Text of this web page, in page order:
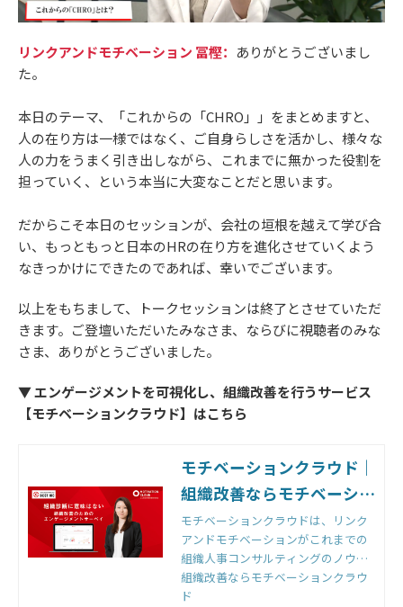
リンクアンドモチベーション 冨樫： ありがとうございまし
た。
本日のテーマ、「これからの「CHRO」」をまとめますと、
人の在り方は一様ではなく、ご自身らしさを活かし、様々な
人の力をうまく引き出しながら、これまでに無かった役割を
担っていく、という本当に大変なことだと思います。
だからこそ本日のセッションが、会社の垣根を越えて学び合
い、もっともっと日本のHRの在り方を進化させていくよう
なきっかけにできたのであれば、幸いでございます。
以上をもちまして、トークセッションは終了とさせていただ
きます。ご登壇いただいたみなさま、ならびに視聴者のみな
さま、ありがとうございました。
▼ エンゲージメントを可視化し、組織改善を行うサービス
【モチベーションクラウド】はこちら
モチベーションクラウド｜
組織改善ならモチベーショ
ンクラウド
モチベーションクラウドは、リンク
アンドモチベーションがこれまでの
組織人事コンサルティングのノウハ
ウをもとに開発した国内初の組織改
善クラウドです。組織のモノサシ
組織改善ならモチベーションクラウ
ド